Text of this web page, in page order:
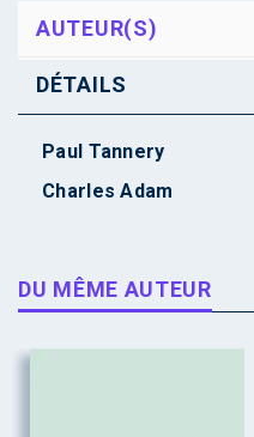
AUTEUR(S)
DÉTAILS
Paul Tannery
Charles Adam
DU MÊME AUTEUR